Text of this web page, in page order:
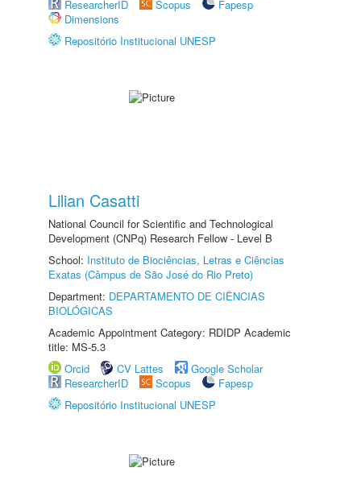
ResearcherID
Scopus
Fapesp
Dimensions
Repositório Institucional UNESP
Lilian Casatti
National Council for Scientific and Technological
Development (CNPq) Research Fellow - Level B
School: Instituto de Biociências, Letras e Ciências
Exatas (Câmpus de São José do Rio Preto)
Department: DEPARTAMENTO DE CIÊNCIAS
BIOLÓGICAS
Academic Appointment Category: RDIDP Academic
title: MS-5.3
Orcid
CV Lattes
Google Scholar
ResearcherID
Scopus
Fapesp
Repositório Institucional UNESP